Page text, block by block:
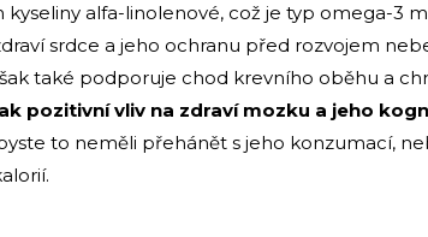
alfa-linolenové, což je typ omega-3
srdce a jeho ochranu před rozvojem
také podporuje chod krevního oběhu a
pozitivní vliv na zdraví mozku a jeho
to neměli přehánět s jeho konzumací,